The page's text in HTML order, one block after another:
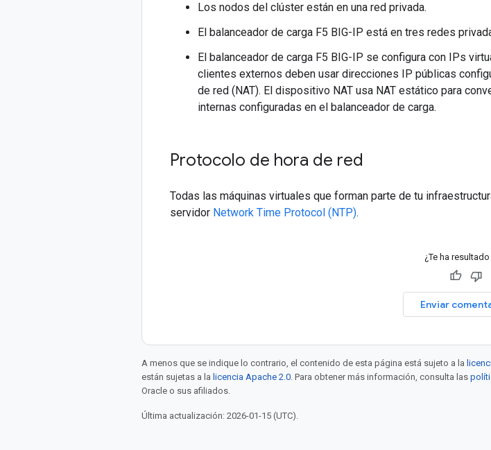
Los nodos del clúster están en una red privada.
El balanceador de carga F5 BIG-IP está en tres redes
El balanceador de carga F5 BIG-IP se configura con IPs
clientes externos deben usar direcciones IP públicas
de red (NAT). El dispositivo NAT usa NAT estático para
internas configuradas en el balanceador de carga.
Protocolo de hora de red
Todas las máquinas virtuales que forman parte de tu
servidor Network Time Protocol (NTP).
¿Te ha
Enviar
A menos que se indique lo contrario, el contenido de esta página está sujeto a la
están sujetas a la licencia Apache 2.0. Para obtener más información, consulta las
Oracle o sus afiliados.
Última actualización: 2026-01-15 (UTC).